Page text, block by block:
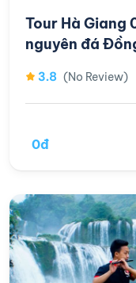
Tour Hà Giang
nguyên đá
3.8 (No Review)
0đ